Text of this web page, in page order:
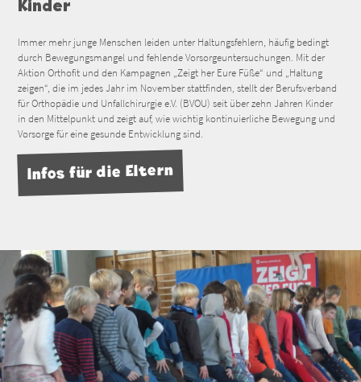
Kinder
Immer mehr junge Menschen leiden unter Haltungsfehlern, häufig bedingt
durch Bewegungsmangel und fehlende Vorsorgeuntersuchungen. Mit der
Aktion Orthofit und den Kampagnen „Zeigt her Eure Füße“ und „Haltung
zeigen“, die im jedes Jahr im November stattfinden, stellt der Berufsverband
für Orthopädie und Unfallchirurgie e.V. (BVOU) seit über zehn Jahren Kinder
in den Mittelpunkt und zeigt auf, wie wichtig kontinuierliche Bewegung und
Vorsorge für eine gesunde Entwicklung sind.
Infos für die Eltern